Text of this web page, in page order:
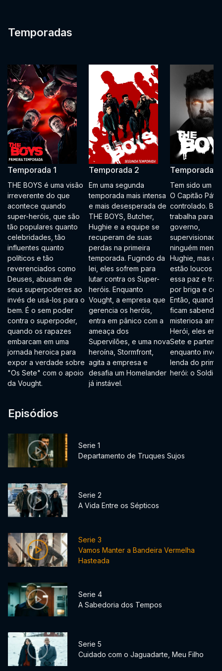
Temporadas
Temporada 1
THE BOYS é uma visão
irreverente do que
acontece quando
super-heróis, que são
tão populares quanto
celebridades, tão
influentes quanto
políticos e tão
reverenciados como
Deuses, abusam de
seus superpoderes ao
invés de usá-los para o
bem. É o sem poder
contra o superpoder,
quando os rapazes
embarcam em uma
jornada heroica para
expor a verdade sobre
"Os Sete" com o apoio
da Vought.
Temporada 2
Em uma segunda
temporada mais intensa
e mais desesperada de
THE BOYS, Butcher,
Hughie e a equipe se
recuperam de suas
perdas na primeira
temporada. Fugindo da
lei, eles sofrem para
lutar contra os Super-
heróis. Enquanto
Vought, a empresa que
gerencia os heróis,
entra em pânico com a
ameaça dos
Supervilões, e uma nova
heroína, Stormfront,
agita a empresa e
desafia um Homelander
já instável.
Temporada 3
Tem sido um
O Capitão
controlado.
trabalha para o
governo,
ninguém
Hughie, mas
estão loucos
essa paz e
por briga e
Então, quando
ficam sabendo
misteriosa
Herói, eles
Sete e partem
enquanto
lenda do
herói: o Soldier
Episódios
Serie 1
Departamento de Truques Sujos
Serie 2
A Vida Entre os Sépticos
Serie 3
Vamos Manter a Bandeira Vermelha
Hasteada
Serie 4
A Sabedoria dos Tempos
Serie 5
Cuidado com o Jaguadarte, Meu Filho